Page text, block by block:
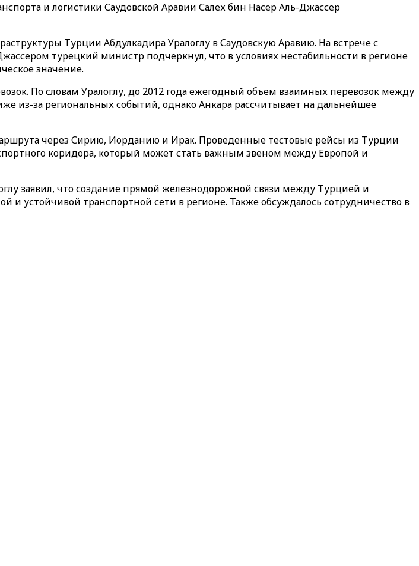
и логистики Саудовской Аравии Салех бин Насер Аль-Джассер
Турции Абдулкадира Уралоглу в Саудовскую Аравию. На встрече с
турецкий министр подчеркнул, что в условиях нестабильности в регионе
значение.
По словам Уралоглу, до 2012 года ежегодный объем взаимных перевозок между
из-за региональных событий, однако Анкара рассчитывает на дальнейшее
через Сирию, Иорданию и Ирак. Проведенные тестовые рейсы из Турции
коридора, который может стать важным звеном между Европой и
заявил, что создание прямой железнодорожной связи между Турцией и
устойчивой транспортной сети в регионе. Также обсуждалось сотрудничество в